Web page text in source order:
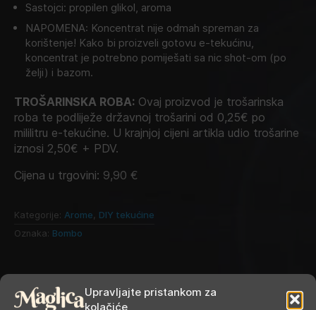
Upravljajte pristankom za
kolačiće
Sastojci: propilen glikol, aroma
NAPOMENA: Koncentrat nije odmah spreman za
korištenje! Kako bi proizveli gotovu e-tekućinu,
koncentrat je potrebno pomiješati sa nic shot-om (po
želji) i bazom.
TROŠARINSKA ROBA: Ovaj proizvod je trošarinska
roba te podliježe državnoj trošarini od 0,25€ po
mililitru e-tekućine. U krajnjoj cijeni artikla udio trošarine
iznosi 2,50€ + PDV.
Cijena u trgovini: 9,90 €
Kategorije: Arome DIY tekućine
Oznaka: Bombo